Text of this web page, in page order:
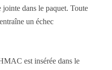
jointe dans le paquet. Toute
un échec
est insérée dans le